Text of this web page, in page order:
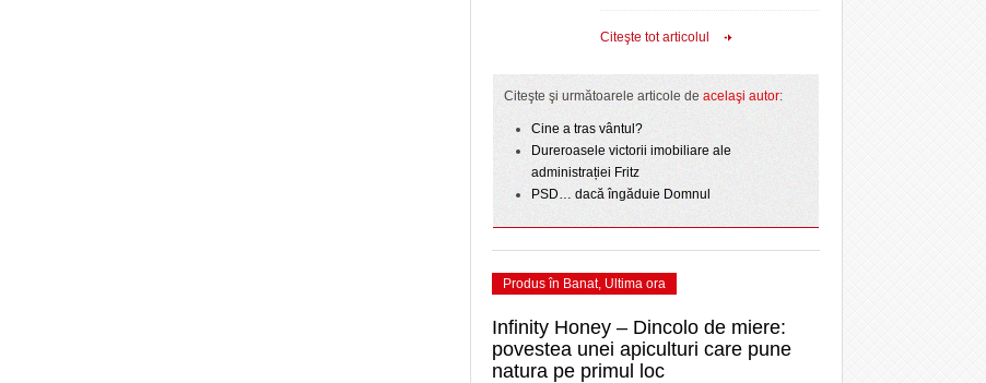
Citeşte tot articolul
Citeşte şi următoarele articole de acelaşi autor:
Cine a tras vântul?
Dureroasele victorii imobiliare ale
administrației Fritz
PSD… dacă îngăduie Domnul
Produs în Banat, Ultima ora
Infinity Honey – Dincolo de miere:
povestea unei apiculturi care pune
natura pe primul loc